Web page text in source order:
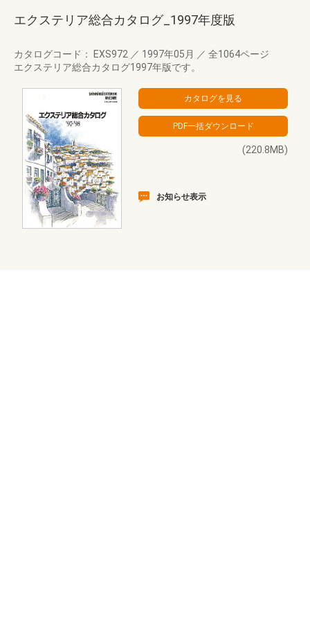
エクステリア総合カタログ_1997年度版
カタログコード： EXS972 ／ 1997年05月 ／ 全1064ページ
エクステリア総合カタログ1997年版です。
(220.8MB)
お知らせ表示